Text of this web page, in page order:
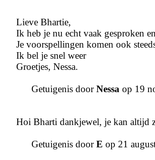
Lieve Bhartie,
Ik heb je nu echt vaak gesproken
Je voorspellingen komen ook
Ik bel je snel weer
Groetjes, Nessa.
Getuigenis doorNessa op 19
Hoi Bharti dankjewel, je kan altijd
Getuigenis doorE op 21